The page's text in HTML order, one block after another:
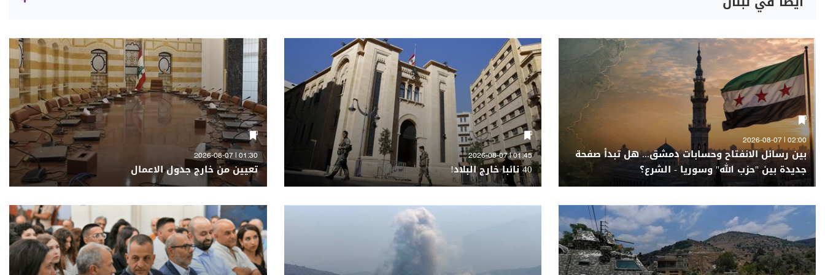
02:00 | 2026-08-07
بين رسائل الانفتاح وحسابات دمشق... هل تبدأ صفحة
جديدة بين "حزب الله" وسوريا - الشرع؟
01:45 | 2026-08-07
40 نائبا خارج البلاد!
01:30 | 2026-08-07
تعيين من خارج جدول الاعمال